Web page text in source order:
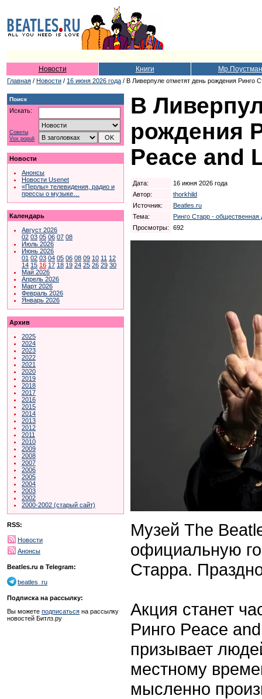
Новости Книги Мр.Поустман
Главная / Новости / 16 июня 2026 года / В Ливерпуле отметят день рождения Ринго
Поиск
Искать:
Советы
Vox populi
Новости
Анонсы
Новости Usenet
«Перлы» телевидения, радио и
прессы о музыке…
Календарь
Август 2026
02 03 05 06 07 08
Июль 2026
Июнь 2026
01 02 03 04 05 06 08 09 10 11 12
14 15 16 17 18 19 24 25 26 29 30
Май 2026
Апрель 2026
Март 2026
Февраль 2026
Январь 2026
Архив
2025
2024
2023
2022
2021
2020
2019
2018
2017
2016
2015
2014
2013
2012
2011
2010
2009
2008
2007
2006
2005
2004
2003
2002
2000-2002 (старый сайт)
RSS:
Новости
Анонсы
Beatles.ru в Telegram:
beatles_ru
Подписка на рассылку:
Вы можете подписаться на рассылку
новостей Битлз.ру
В
рождения
Peace and
Дата:
16 июня 2026 года
Автор:
thorkhild
Источник:
Beatles.ru
Тема:
Ринго Старр - общественная
Просмотры:
692
Музей The
официальную
Старра.
Акция станет
Ринго Peace
призывает
местному
мысленно